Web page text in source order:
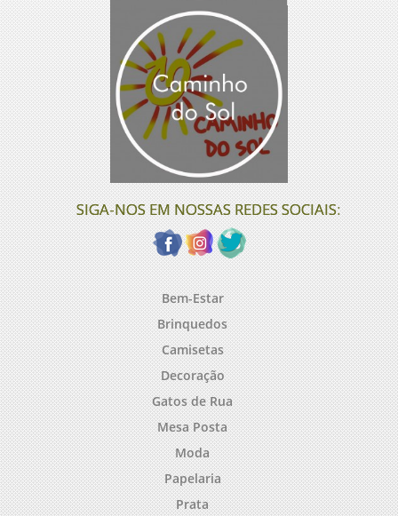
SIGA-NOS EM NOSSAS REDES SOCIAIS:
Bem-Estar
Brinquedos
Camisetas
Decoração
Gatos de Rua
Mesa Posta
Moda
Papelaria
Prata